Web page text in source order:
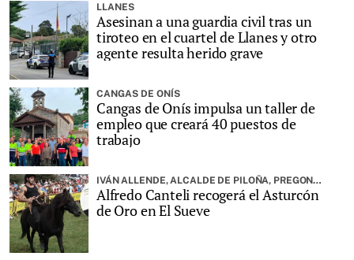
LLANES
Asesinan a una guardia civil tras un
tiroteo en el cuartel de Llanes y otro
agente resulta herido grave
CANGAS DE ONÍS
Cangas de Onís impulsa un taller de
empleo que creará 40 puestos de
trabajo
IVÁN ALLENDE, ALCALDE DE PILOÑA, PREGONARÁ LA FIESTA
Alfredo Canteli recogerá el Asturcón
de Oro en El Sueve